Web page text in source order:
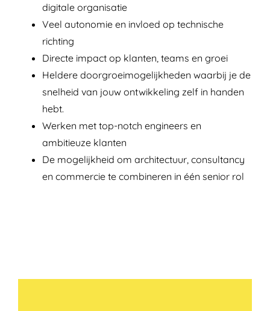
digitale organisatie
Veel autonomie en invloed op technische
richting
Directe impact op klanten, teams en groei
Heldere doorgroeimogelijkheden waarbij je de
snelheid van jouw ontwikkeling zelf in handen
hebt.
Werken met top-notch engineers en
ambitieuze klanten
De mogelijkheid om architectuur, consultancy
en commercie te combineren in één senior rol